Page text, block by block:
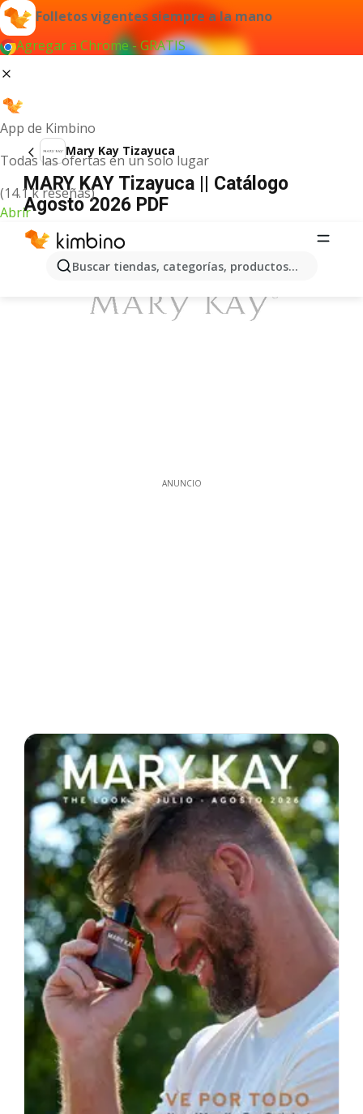
Folletos vigentes siempre a la mano
Agregar a Chrome - GRATIS
App de Kimbino
Todas las ofertas en un solo lugar
(14.1 k reseñas)
Abrir
Buscar tiendas, categorías, productos...
Mary Kay Tizayuca
MARY KAY Tizayuca || Catálogo
Agosto 2026 PDF
ANUNCIO